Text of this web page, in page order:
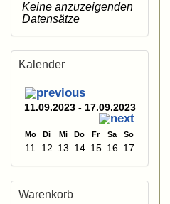
Keine anzuzeigenden
Datensätze
Kalender
11.09.2023 - 17.09.2023
Mo Di Mi Do Fr Sa So
11 12 13 14 15 16 17
Warenkorb